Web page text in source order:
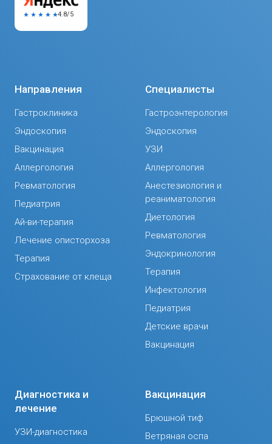
Направления
Гастроклиника
Эндоскопия
Вакцинация
Аллергология
Ревматология
Педиатрия
Ай-ви-терапия
Лечение описторхоза
Терапия
Страхование от клеща
Специалисты
Гастроэнтерология
Эндоскопия
УЗИ
Аллергология
Анестезиология и
реаниматология
Диетология
Ревматология
Эндокринология
Терапия
Инфектология
Педиатрия
Детские врачи
Вакцинация
Диагностика и
лечение
УЗИ-диагностика
Вакцинация
Брюшной тиф
Ветряная оспа
4.8/5